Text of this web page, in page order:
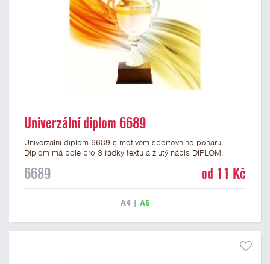
Univerzální diplom 6689
Univerzální diplom 6689 s motivem sportovního poháru.
Diplom má pole pro 3 řádky textu a žlutý nápis DIPLOM.
diplom je vhodný pro většinu událostí, ke kterým by se hodil i
6689 od 11 Kč
A4| A5